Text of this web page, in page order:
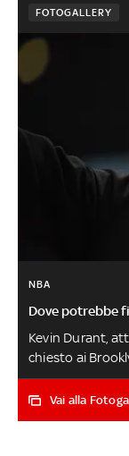
FOTOGALLERY
NBA
Dove potrebbe
Kevin Durant,
chiesto ai
Miami Heat e i
preferite.
Vai alla